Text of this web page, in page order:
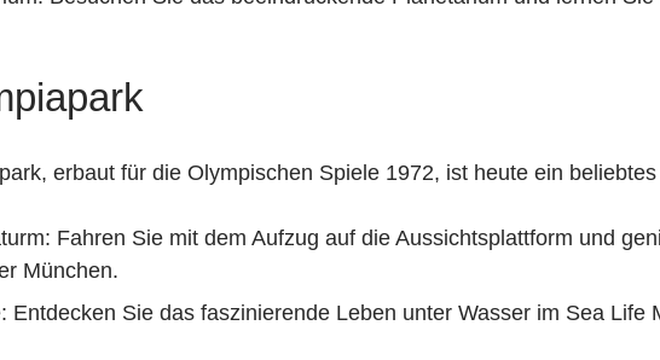
erbaut für die Olympischen Spiele 1972, ist heute ein
Fahren Sie mit dem Aufzug auf die Aussichtsplattform und
München.
Entdecken Sie das faszinierende Leben unter Wasser im Sea Life